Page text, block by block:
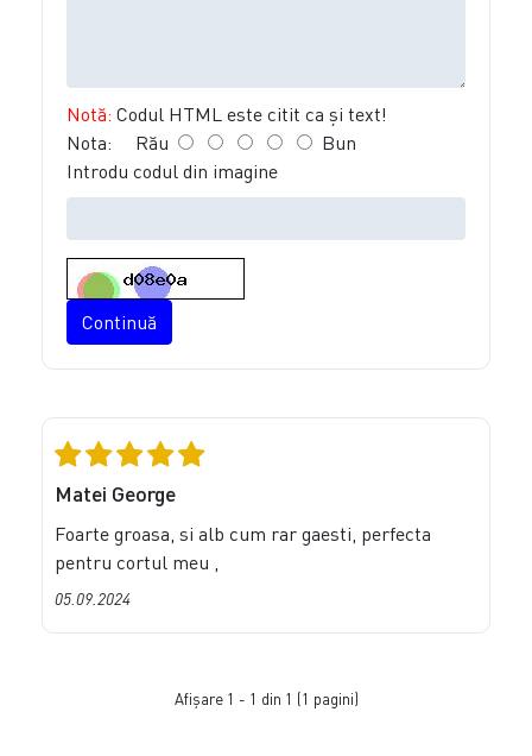
Notă: Codul HTML este citit ca şi text!
Nota: Rău
Bun
Introdu codul din imagine
Continuă
Matei George
Foarte groasa, si alb cum rar gaesti, perfecta
pentru cortul meu ,
05.09.2024
Afişare 1 - 1 din 1 (1 pagini)